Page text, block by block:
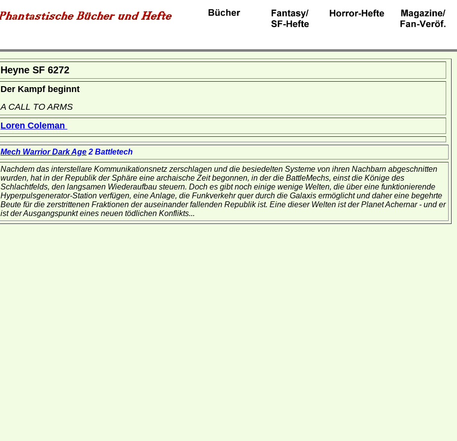
Heyne SF 6272
Der Kampf beginnt
A CALL TO ARMS
Loren Coleman
Mech Warrior Dark Age 2 Battletech
Nachdem das interstellare Kommunikationsnetz zerschlagen und die besiedelten Systeme von ihren Nachbarn abgeschnitten
wurden, hat in der Republik der Sphäre eine archaische Zeit begonnen, in der die BattleMechs, einst die Könige des
Schlachtfelds, den langsamen Wiederaufbau steuern. Doch es gibt noch einige wenige Welten, die über eine funktionierende
Hyperpulsgenerator-Station verfügen, eine Anlage, die Funkverkehr quer durch die Galaxis ermöglicht und daher eine begehrte
Beute für die zerstrittenen Fraktionen der auseinander fallenden Republik ist. Eine dieser Welten ist der Planet Achernar - und er
ist der Ausgangspunkt eines neuen tödlichen Konflikts...